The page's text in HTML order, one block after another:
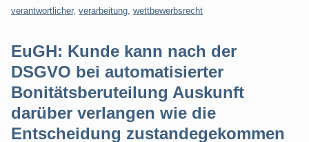
verantwortlicher, verarbeitung wettbewerbsrecht
EuGH: Kunde kann nach der
DSGVO bei automatisierter
Bonitätsberuteilung Auskunft
darüber verlangen wie die
Entscheidung zustandegekommen